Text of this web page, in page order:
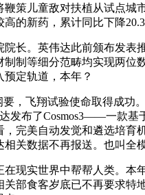
鞭策儿童敌对扶植从试点
的新药，累计同比下降
。英伟达此前颁布发表推
制等细分范畴均实现两位
预定轨道，本年？
飞翔试验使命取得成功。
发布了Cosmos3——一款基
完美自动发觉和遴选培育
关数据不再报送。也叫全
实世界中帮帮人类。本
部食客岁底已不再要求特